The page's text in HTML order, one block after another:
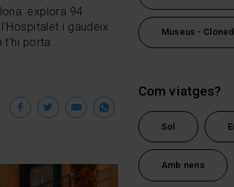
explora 94
i gaudeix
t'hi porta.
Facebook
Twitter
EmailWhatsApp
Museus - Cloned
Com viatges?
Sol
Amb nens